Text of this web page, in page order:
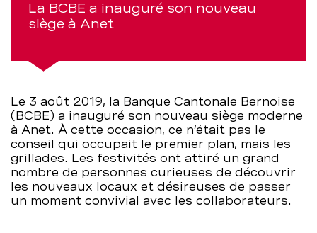
inauguré
son
nouveau
siège
à
Anet
–
service
La BCBE a inauguré son nouveau
siège à Anet
Le 3 août 2019, la Banque Cantonale Bernoise
(BCBE) a inauguré son nouveau siège moderne
à Anet. À cette occasion, ce n’était pas le
conseil qui occupait le premier plan, mais les
grillades. Les festivités ont attiré un grand
nombre de personnes curieuses de découvrir
les nouveaux locaux et désireuses de passer
un moment convivial avec les collaborateurs.